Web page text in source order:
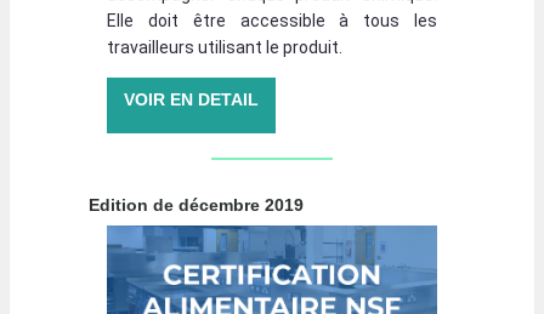
Elle doit être accessible à tous les
travailleurs utilisant le produit.
VOIR EN DETAIL
Edition de décembre 2019